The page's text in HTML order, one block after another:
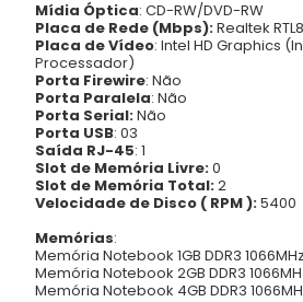
Mídia Óptica: CD-RW/DVD-RW
Placa de Rede (Mbps):Realtek
Placa de Vídeo: Intel HD Graphics
Processador)
Porta Firewire: Não
Porta Paralela: Não
Porta Serial:Não
Porta USB: 03
Saída RJ-45: 1
Slot de Memória Livre:0
Slot de Memória Total:2
Velocidade de Disco ( RPM ):5400
Memórias:
Memória Notebook 1GB DDR3
Memória Notebook 2GB DDR3
Memória Notebook 4GB DDR3